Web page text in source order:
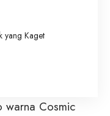
yang Kaget
warna Cosmic